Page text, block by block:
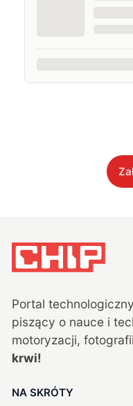
Portal
piszący o nauce i
motoryzacji,
krwi!
NA SKRÓTY